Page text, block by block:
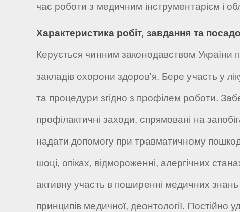
час роботи з медичним інструментарієм і
Характеристика робіт, завдання та
Керується чинним законодавством
закладів охорони здоров'я. Бере участь у
та процедури згідно з профілем роботи.
профілактичні заходи, спрямовані на
надати допомогу при травматичному
шоці, опіках, відмороженні, алергічних
активну участь в поширенні медичних
принципів медичної, деонтології. Постійно